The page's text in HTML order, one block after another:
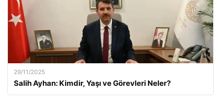
29/11/2025
Salih Ayhan: Kimdir, Yaşı ve Görevleri Neler?